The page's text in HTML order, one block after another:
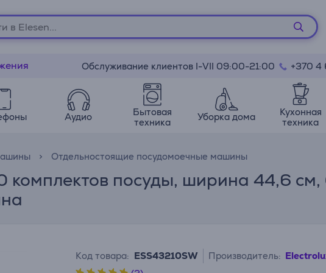
Обслуживание клиентов I-VII 09:00-21:00 +370 4
Аудио
Бытовая
техника
Уборка дома
Кухонная
техника
Отдельностоящие посудомоечные машины
комплектов посуды, ширина 44,6
Код товара: ESS43210SW Производитель: